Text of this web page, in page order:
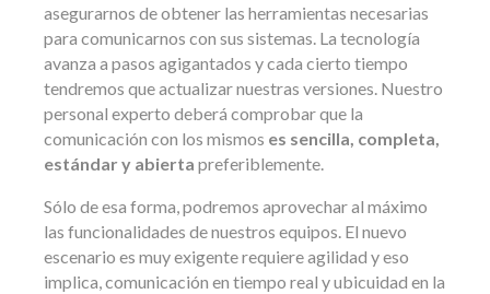
asegurarnos de obtener las herramientas necesarias
para comunicarnos con sus sistemas. La tecnología
avanza a pasos agigantados y cada cierto tiempo
tendremos que actualizar nuestras versiones. Nuestro
personal experto deberá comprobar que la
comunicación con los mismos es sencilla, completa,
estándar y abierta preferiblemente.
Sólo de esa forma, podremos aprovechar al máximo
las funcionalidades de nuestros equipos. El nuevo
escenario es muy exigente requiere agilidad y eso
implica, comunicación en tiempo real y ubicuidad en la